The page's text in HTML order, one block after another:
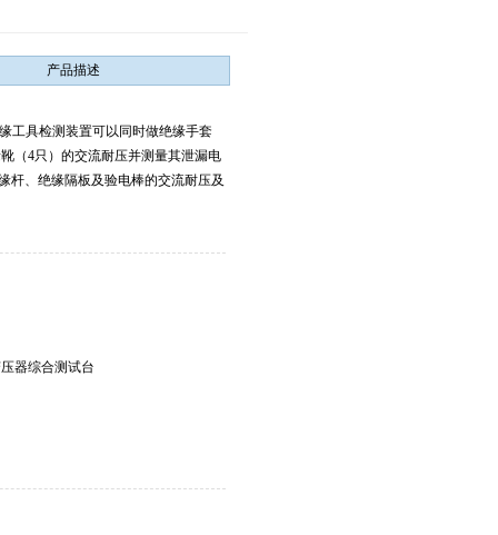
产品描述
工具检测装置可以同时做绝缘手套
靴（4只）的交流耐压并测量其泄漏电
杆、绝缘隔板及验电棒的交流耐压及
器综合测试台